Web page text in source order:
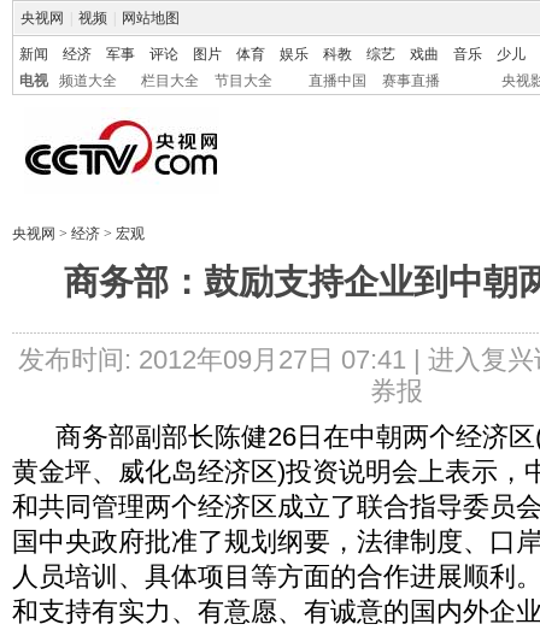
央视网 视频 网站地图
新闻 经济 军事 评论 图片 体育 娱乐 科教 综艺 戏曲 音乐
少儿
电视
频道大全 栏目大全 节目大全 直播中国 赛事直播 央视
央视网 > 经济 > 宏观
商务部：鼓励支持企业到中朝
发布时间: 2012年09月27日 07:41 | 进入复兴
券报
商务部副部长陈健26日在中朝两个经济区
黄金坪、威化岛经济区)投资说明会上表示，
和共同管理两个经济区成立了联合指导委员
国中央政府批准了规划纲要，法律制度、口
人员培训、具体项目等方面的合作进展顺利
和支持有实力、有意愿、有诚意的国内外企